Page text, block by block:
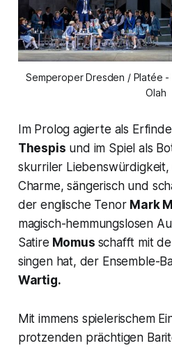
Semperoper Dresden / Platée
Olah
Im Prolog agierte als
Thespis und im Spiel als
skurriler
Charme, sängerisch und
der englische Tenor Mark
magisch-hemmungslosen
Satire Momus schafft mit
singen hat, der Ensemble-
Wartig.
Mit immens spielerischem
protzenden prächtigen